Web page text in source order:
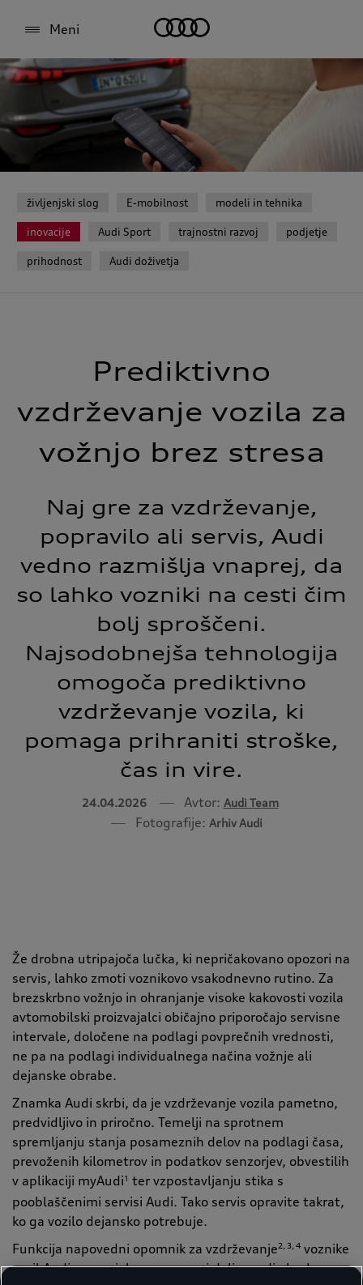
Meni
življenjski slog E-mobilnost modeli in tehnika
inovacije Audi Sport trajnostni razvoj podjetje
prihodnost Audi doživetja
Prediktivno
vzdrževanje vozila za
vožnjo brez stresa
Naj gre za vzdrževanje,
popravilo ali servis, Audi
vedno razmišlja vnaprej, da
so lahko vozniki na cesti čim
bolj sproščeni.
Najsodobnejša tehnologija
omogoča prediktivno
vzdrževanje vozila, ki
pomaga prihraniti stroške,
čas in vire.
24.04.2026 Avtor: Audi Team
Fotografije: Arhiv Audi
Že drobna utripajoča lučka, ki nepričakovano opozori na
servis, lahko zmoti voznikovo vsakodnevno rutino. Za
brezskrbno vožnjo in ohranjanje visoke kakovosti vozila
avtomobilski proizvajalci običajno priporočajo servisne
intervale, določene na podlagi povprečnih vrednosti,
ne pa na podlagi individualnega načina vožnje ali
dejanske obrabe.
Znamka Audi skrbi, da je vzdrževanje vozila pametno,
predvidljivo in priročno. Temelji na sprotnem
spremljanju stanja posameznih delov na podlagi časa,
prevoženih kilometrov in podatkov senzorjev, obvestilih
v aplikaciji myAudi1
ter vzpostavljanju stika s
pooblaščenimi servisi Audi. Tako servis opravite takrat,
ko ga vozilo dejansko potrebuje.
Funkcija napovedni opomnik za vzdrževanje2, 3, 4 voznike
vozil Audi opozori, ko posamezni deli zaradi obrabe ne